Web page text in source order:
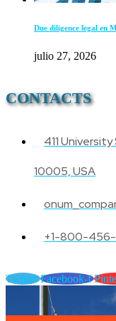
Due diligence legal en
julio 27, 2026
CONTACTS
411
10005, USA
+1-800-
Twitter Facebook-f